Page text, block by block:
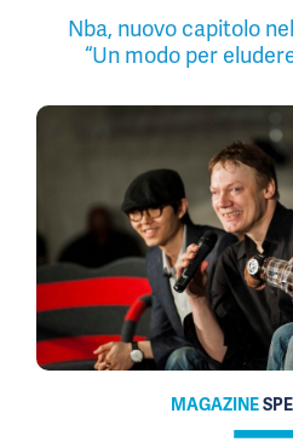
Nba, nuovo capitolo
“Un modo per
MAGAZINE